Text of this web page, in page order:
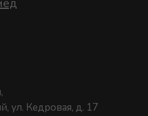
ул. Кедровая, д. 17